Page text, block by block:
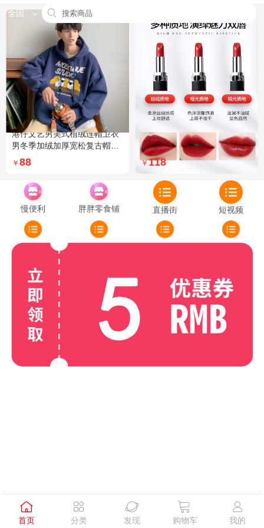
全国
港仔文艺男美式植绒连帽卫衣
男冬季加绒加厚宽松复古帽衫
外套 XXL 加绒 5XL 灰色加绒
￥ 88
Dior迪奥全新烈艳蓝金口红品
牌授权经典藤格纹饰带丝绒质
地999色号传奇红唇哑光 哑光
￥118
慢便利 胖胖零食铺 直播街 短视频

首页

分类

发现

购物车

我的